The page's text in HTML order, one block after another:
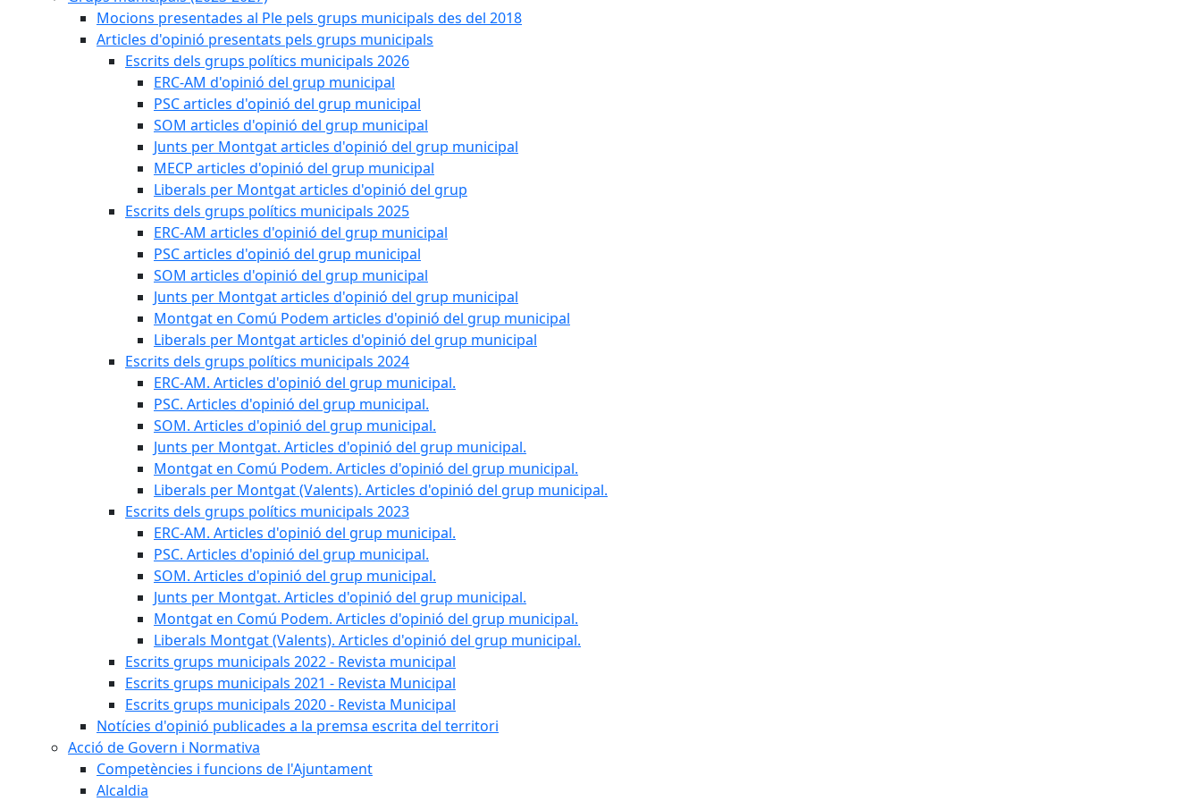
Mocions presentades al Ple pels grups municipals des del 2018
Articles d'opinió presentats pels grups municipals
Escrits dels grups polítics municipals 2026
ERC-AM d'opinió del grup municipal
PSC articles d'opinió del grup municipal
SOM articles d'opinió del grup municipal
Junts per Montgat articles d'opinió del grup municipal
MECP articles d'opinió del grup municipal
Liberals per Montgat articles d'opinió del grup
Escrits dels grups polítics municipals 2025
ERC-AM articles d'opinió del grup municipal
PSC articles d'opinió del grup municipal
SOM articles d'opinió del grup municipal
Junts per Montgat articles d'opinió del grup municipal
Montgat en Comú Podem articles d'opinió del grup municipal
Liberals per Montgat articles d'opinió del grup municipal
Escrits dels grups polítics municipals 2024
ERC-AM. Articles d'opinió del grup municipal.
PSC. Articles d'opinió del grup municipal.
SOM. Articles d'opinió del grup municipal.
Junts per Montgat. Articles d'opinió del grup municipal.
Montgat en Comú Podem. Articles d'opinió del grup municipal.
Liberals per Montgat (Valents). Articles d'opinió del grup municipal.
Escrits dels grups polítics municipals 2023
ERC-AM. Articles d'opinió del grup municipal.
PSC. Articles d'opinió del grup municipal.
SOM. Articles d'opinió del grup municipal.
Junts per Montgat. Articles d'opinió del grup municipal.
Montgat en Comú Podem. Articles d'opinió del grup municipal.
Liberals Montgat (Valents). Articles d'opinió del grup municipal.
Escrits grups municipals 2022 - Revista municipal
Escrits grups municipals 2021 - Revista Municipal
Escrits grups municipals 2020 - Revista Municipal
Notícies d'opinió publicades a la premsa escrita del territori
Acció de Govern i Normativa
Competències i funcions de l'Ajuntament
Alcaldia